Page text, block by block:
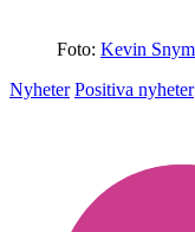
Foto: Kevin
Nyheter Positiva nyheter